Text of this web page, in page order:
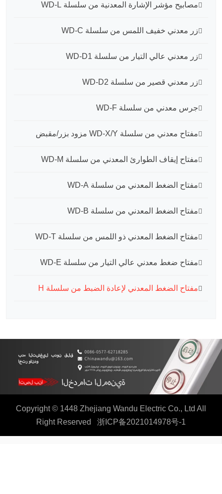
مصابيح مؤشر الإشارة المعدنية من سلسلة WD-L
زر معدني خفيف اللمس من سلسلة WD-C
زر معدني عالي التيار من سلسلة WD-D1
زر معدني قصير من سلسلة WD-D2
جرس معدني من سلسلة WD-F
مفتاح معدني من سلسلة WD-X/Y مزود بزر/مقبض
مفتاح إيقاف الطوارئ المعدني من سلسلة WD-M
مفتاح الضغط المعدني من سلسلة WD-A
مفتاح الضغط المعدني من سلسلة WD-B
مفتاح الضغط المعدني ذو اللمس من سلسلة WD-T
مفتاح ضغط معدني عالي التيار من سلسلة WD-E
مفتاح الضغط المعدني لإعادة الضبط من سلسلة H
Copyright © 1448 Zhejiang Wandu Electric Co., Ltd All
Right Reserved 浙ICP备2021014978号-1